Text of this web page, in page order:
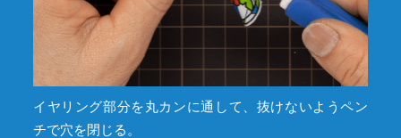
イヤリング部分を丸カンに通して、抜けないようペン
チで穴を閉じる。